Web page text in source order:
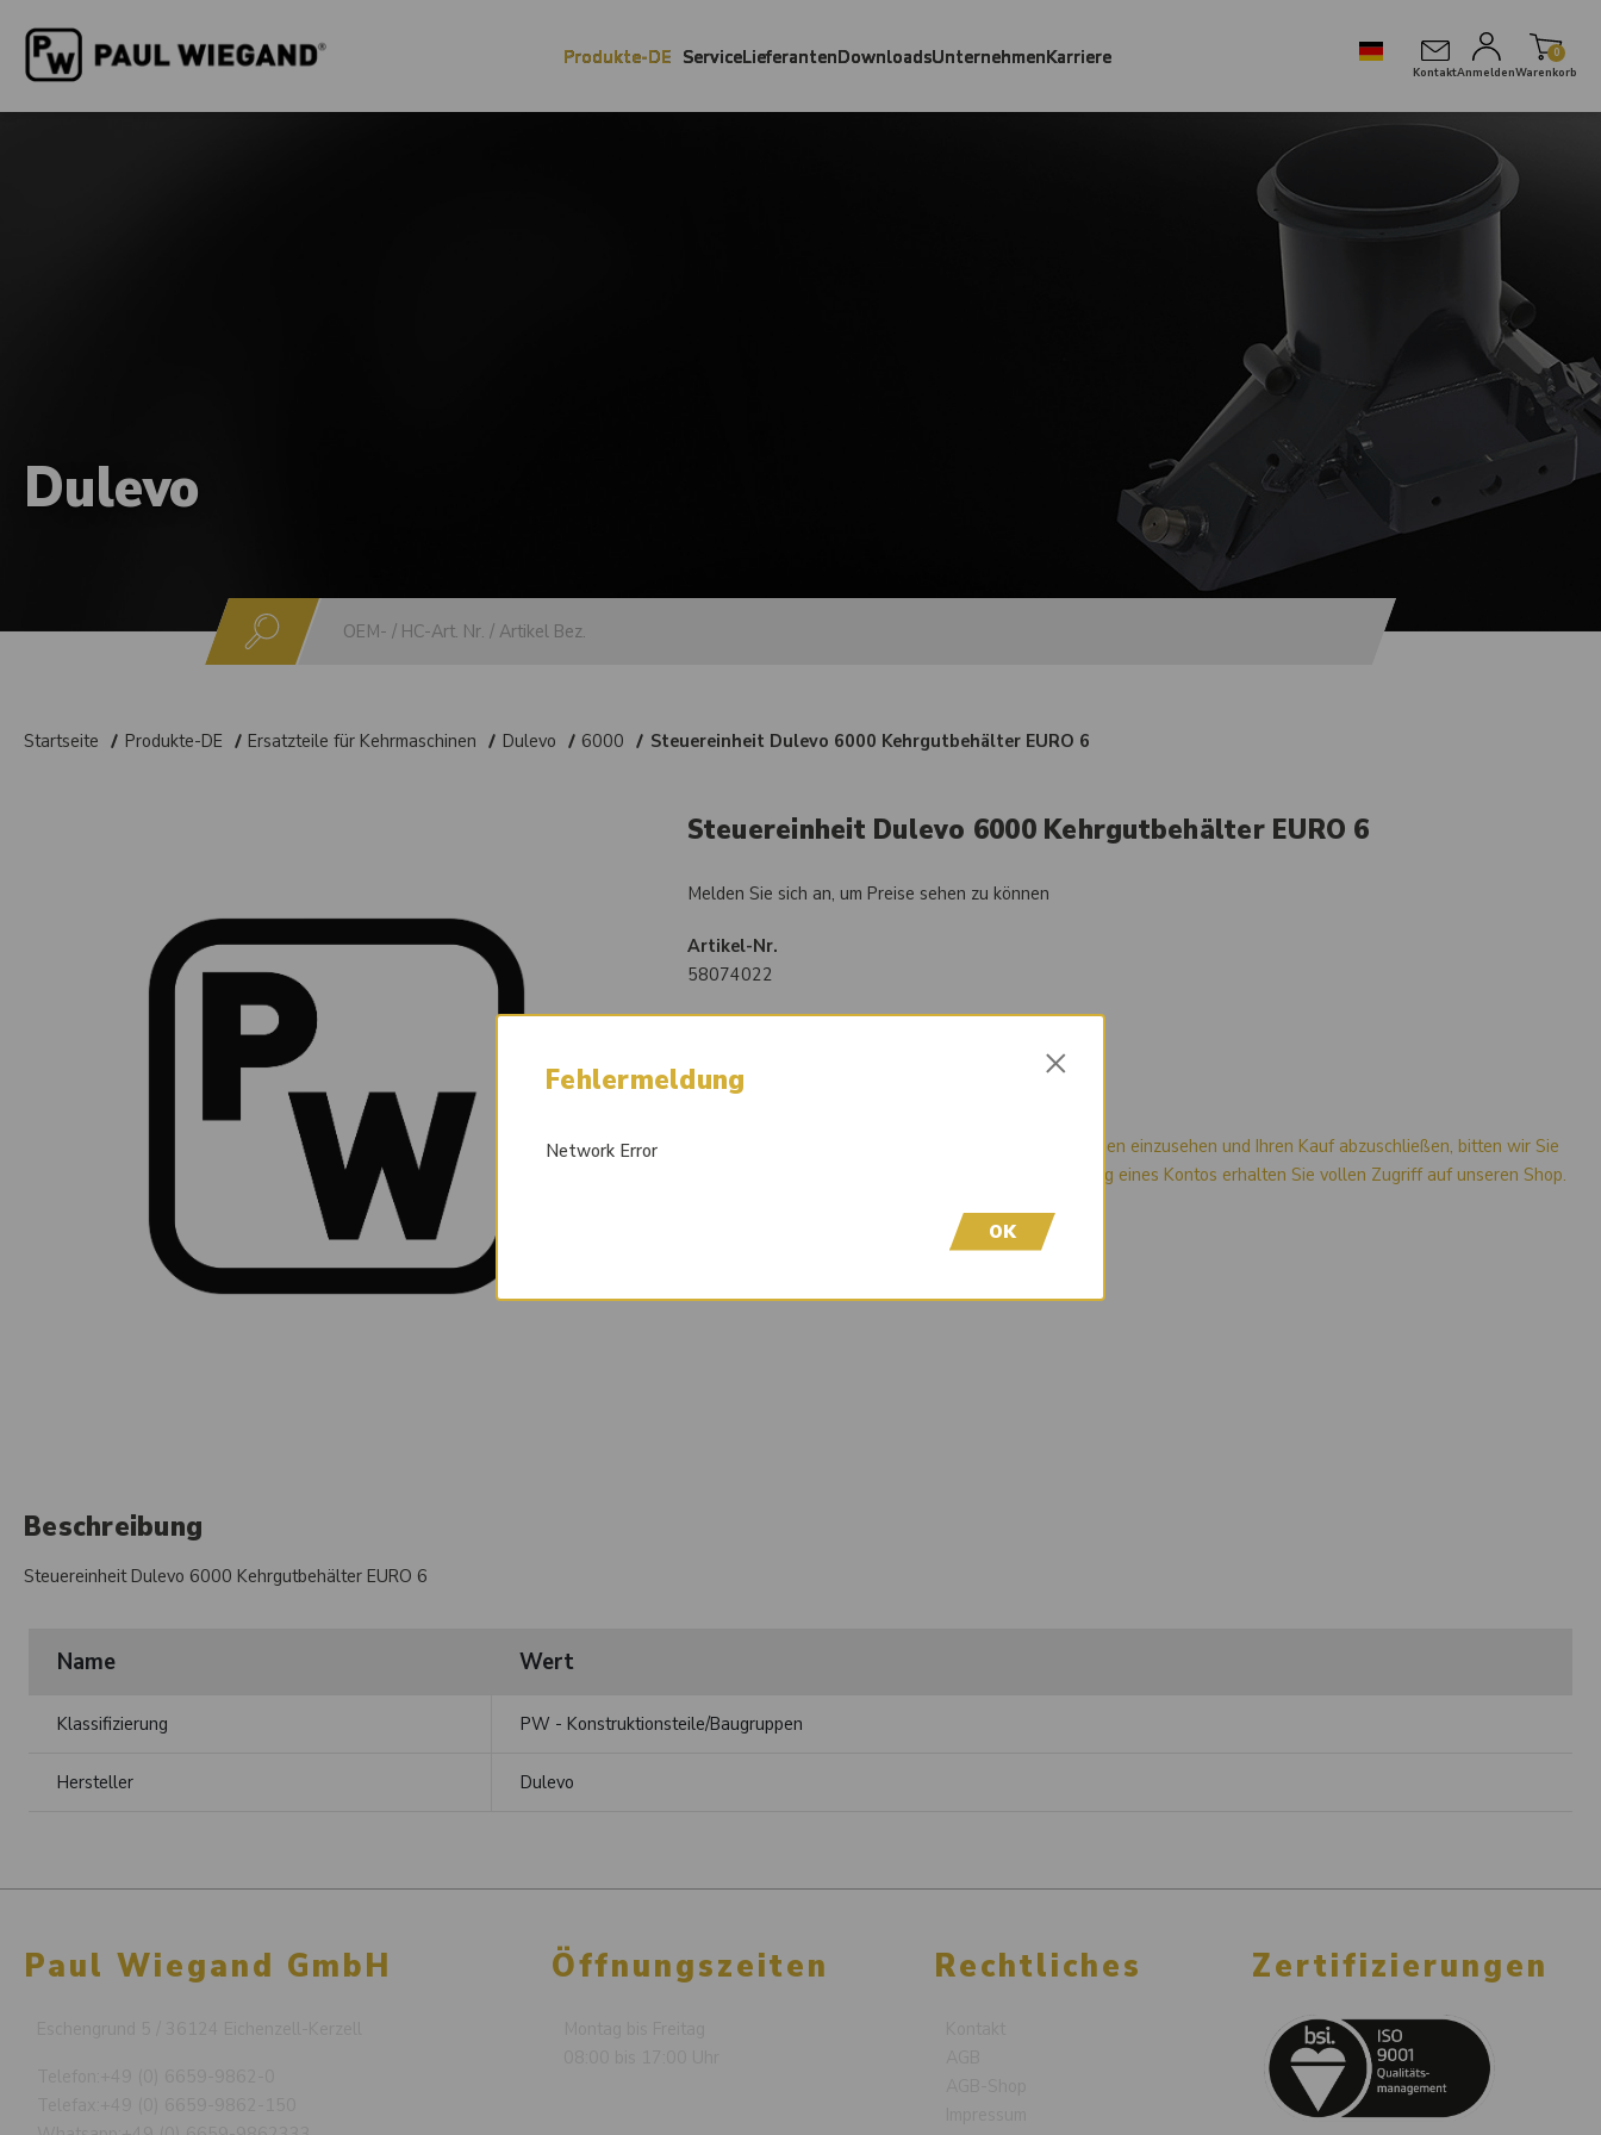
Produkte-DE ServiceLieferantenDownloadsUnternehmenKarriere
KontaktAnmelden
0
Warenkorb
Dulevo
Startseite Produkte-DE Ersatzteile für Kehrmaschinen Dulevo 6000 Steuereinheit Dulevo 6000 Kehrgutbehälter EURO 6
Steuereinheit Dulevo 6000 Kehrgutbehälter EURO 6
Melden Sie sich an, um Preise sehen zu können
Artikel-Nr.
58074022
Vergleichsnummer
Liefertermin auf Anfrage
Wir freuen uns, dass Sie hier sind! Um Preisinformationen einzusehen und Ihren Kauf abzuschließen, bitten wir Sie
höflich, sich bei uns zu registrieren. Durch die Erstellung eines Kontos erhalten Sie vollen Zugriff auf unseren Shop.
Beschreibung
Steuereinheit Dulevo 6000 Kehrgutbehälter EURO 6
Name Wert
Klassifizierung PW - Konstruktionsteile/Baugruppen
Hersteller Dulevo
Paul Wiegand GmbH Öffnungszeiten Rechtliches Zertifizierungen
Fehlermeldung ×
Network Error
OK